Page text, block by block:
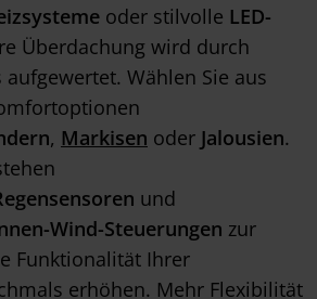
oder stilvolle LED-
Überdachung wird durch
aufgewertet. Wählen Sie aus
, Markisen oder Jalousien.
und
Wind-Steuerungen zur
Funktionalität Ihrer
erhöhen. Mehr Flexibilität